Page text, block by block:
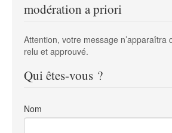
modération a priori
Attention, votre message n’apparaîtra
relu et approuvé.
Qui êtes-vous ?
Nom